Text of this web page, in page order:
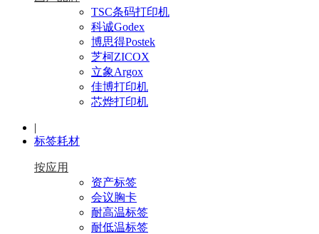
TSC条码打印机
科诚Godex
博思得Postek
芝柯ZICOX
立象Argox
佳博打印机
芯烨打印机
|
标签耗材
按应用
资产标签
会议胸卡
耐高温标签
耐低温标签